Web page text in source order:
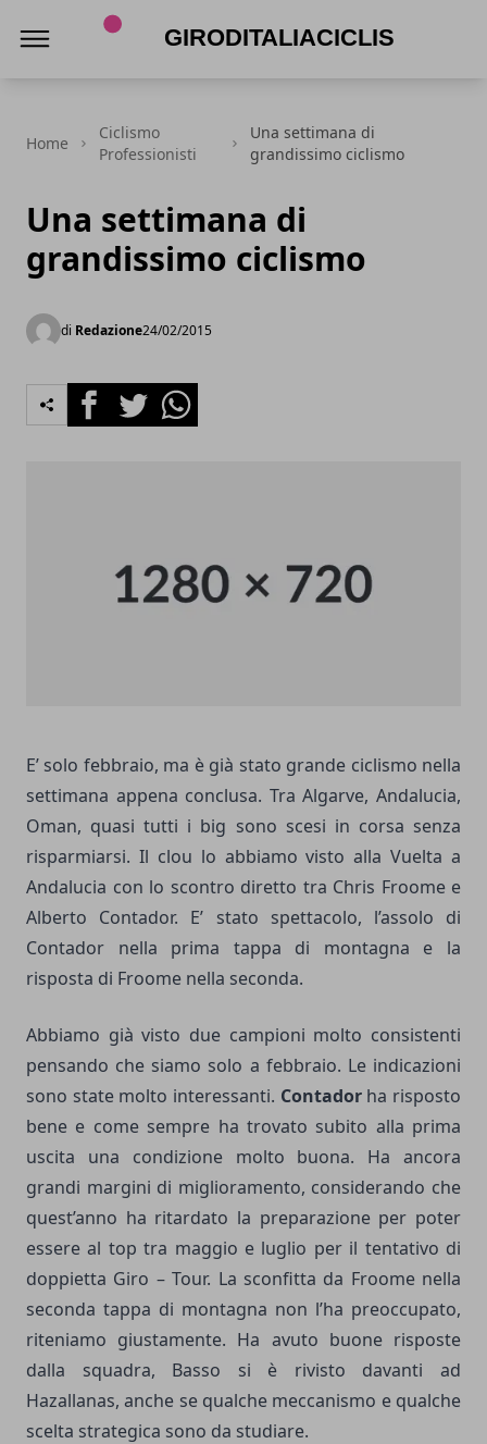
Home
Ciclismo
Professionisti
Una settimana di
grandissimo ciclismo
Una settimana di
grandissimo ciclismo
di Redazione24/02/2015
FacebookTwitterWhatsapp
E’ solo febbraio, ma è già stato grande ciclismo nella
settimana appena conclusa. Tra Algarve, Andalucia,
Oman, quasi tutti i big sono scesi in corsa senza
risparmiarsi. Il clou lo abbiamo visto alla Vuelta a
Andalucia con lo scontro diretto tra Chris Froome e
Alberto Contador. E’ stato spettacolo, l’assolo di
Contador nella prima tappa di montagna e la
risposta di Froome nella seconda.
Abbiamo già visto due campioni molto consistenti
pensando che siamo solo a febbraio. Le indicazioni
sono state molto interessanti. Contadorha risposto
bene e come sempre ha trovato subito alla prima
uscita una condizione molto buona. Ha ancora
grandi margini di miglioramento, considerando che
quest’anno ha ritardato la preparazione per poter
essere al top tra maggio e luglio per il tentativo di
doppietta Giro – Tour. La sconfitta da Froome nella
seconda tappa di montagna non l’ha preoccupato,
riteniamo giustamente. Ha avuto buone risposte
dalla squadra, Basso si è rivisto davanti ad
Hazallanas, anche se qualche meccanismo e qualche
scelta strategica sono da studiare.